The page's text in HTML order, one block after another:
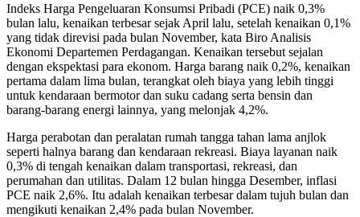
Indeks Harga Pengeluaran Konsumsi Pribadi (PCE) naik 0,3%
bulan lalu, kenaikan terbesar sejak April lalu, setelah kenaikan 0,1%
yang tidak direvisi pada bulan November, kata Biro Analisis
Ekonomi Departemen Perdagangan. Kenaikan tersebut sejalan
dengan ekspektasi para ekonom. Harga barang naik 0,2%, kenaikan
pertama dalam lima bulan, terangkat oleh biaya yang lebih tinggi
untuk kendaraan bermotor dan suku cadang serta bensin dan
barang-barang energi lainnya, yang melonjak 4,2%.
Harga perabotan dan peralatan rumah tangga tahan lama anjlok
seperti halnya barang dan kendaraan rekreasi. Biaya layanan naik
0,3% di tengah kenaikan dalam transportasi, rekreasi, dan
perumahan dan utilitas. Dalam 12 bulan hingga Desember, inflasi
PCE naik 2,6%. Itu adalah kenaikan terbesar dalam tujuh bulan dan
mengikuti kenaikan 2,4% pada bulan November.